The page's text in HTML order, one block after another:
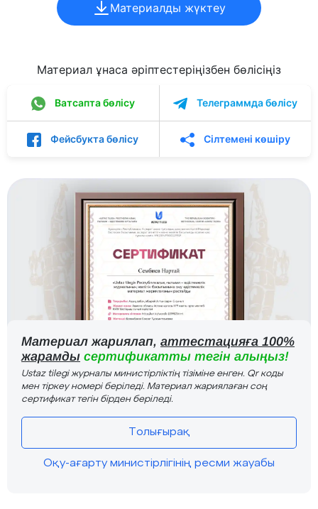
Материалды жүктеу
Материал ұнаса әріптестеріңізбен бөлісіңіз
Ватсапта бөлісу Телеграммда бөлісу
Фейсбукта бөлісу Сілтемені көшіру
Материал жариялап, аттестацияға 100%
жарамды сертификатты тегін алыңыз!
Ustaz tilegi журналы министірліктің тізіміне енген. Qr коды
мен тіркеу номері беріледі. Материал жариялаған соң
сертификат тегін бірден беріледі.
Толығырақ
Оқу-ағарту министірлігінің ресми жауабы